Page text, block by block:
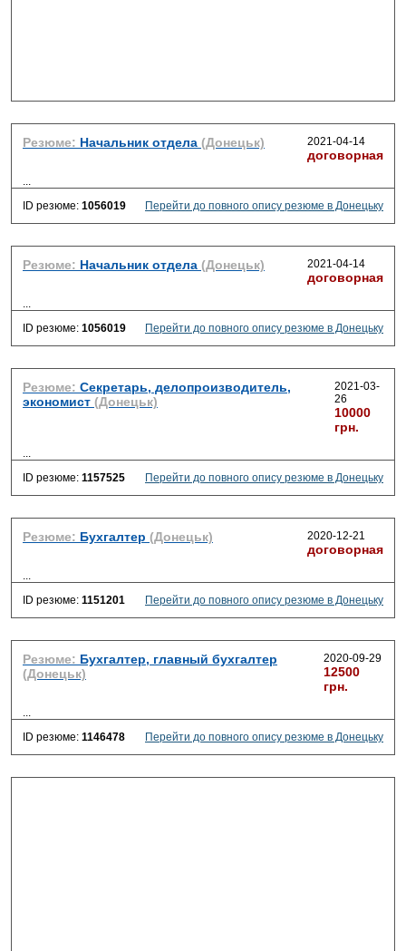
Резюме: Начальник отдела (Донецьк) 2021-04-14
договорная
...
ID резюме: 1056019 Перейти до повного опису резюме в Донецьку
Резюме: Начальник отдела (Донецьк) 2021-04-14
договорная
...
ID резюме: 1056019 Перейти до повного опису резюме в Донецьку
Резюме: Секретарь, делопроизводитель,
экономист (Донецьк)
2021-03-
26
10000
грн.
...
ID резюме: 1157525 Перейти до повного опису резюме в Донецьку
Резюме: Бухгалтер (Донецьк) 2020-12-21
договорная
...
ID резюме: 1151201 Перейти до повного опису резюме в Донецьку
Резюме: Бухгалтер, главный бухгалтер
(Донецьк)
2020-09-29
12500
грн.
...
ID резюме: 1146478 Перейти до повного опису резюме в Донецьку